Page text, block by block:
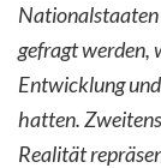
Nationalstaaten
gefragt werden,
Entwicklung
hatten.
Realität